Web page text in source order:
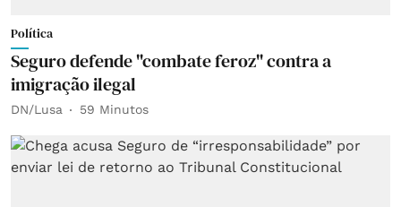
Política
Seguro defende "combate feroz" contra a
imigração ilegal
DN/Lusa 59 Minutos